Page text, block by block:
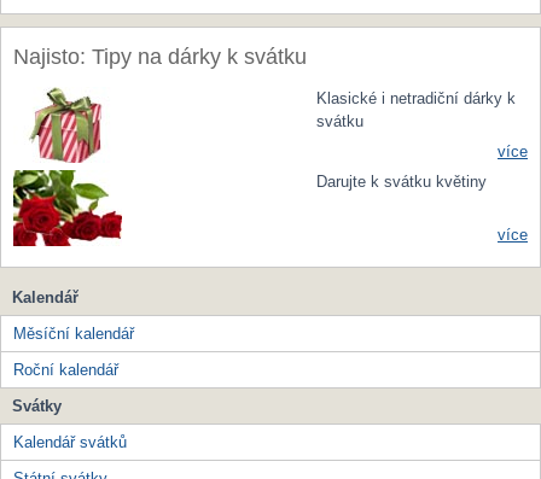
Najisto: Tipy na dárky k svátku
Klasické i netradiční dárky k
svátku
více
Darujte k svátku květiny
více
Kalendář
Měsíční kalendář
Roční kalendář
Svátky
Kalendář svátků